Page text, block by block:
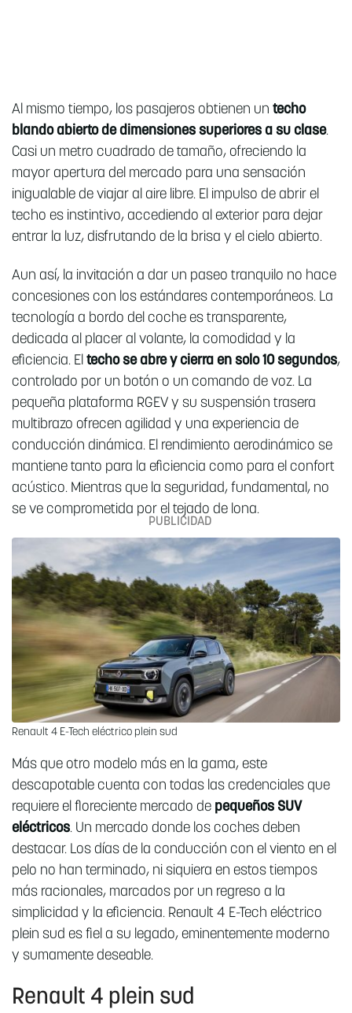
Al mismo tiempo, los pasajeros obtienen un techo
blando abierto de dimensiones superiores a su clase.
Casi un metro cuadrado de tamaño, ofreciendo la
mayor apertura del mercado para una sensación
inigualable de viajar al aire libre. El impulso de abrir el
techo es instintivo, accediendo al exterior para dejar
entrar la luz, disfrutando de la brisa y el cielo abierto.
Aun así, la invitación a dar un paseo tranquilo no hace
concesiones con los estándares contemporáneos. La
tecnología a bordo del coche es transparente,
dedicada al placer al volante, la comodidad y la
eficiencia. El techo se abre y cierra en solo 10 segundos,
controlado por un botón o un comando de voz. La
pequeña plataforma RGEV y su suspensión trasera
multibrazo ofrecen agilidad y una experiencia de
conducción dinámica. El rendimiento aerodinámico se
mantiene tanto para la eficiencia como para el confort
acústico. Mientras que la seguridad, fundamental, no
se ve comprometida por el tejado de lona.
Renault 4 E-Tech eléctrico plein sud
Más que otro modelo más en la gama, este
descapotable cuenta con todas las credenciales que
requiere el floreciente mercado de pequeños SUV
eléctricos. Un mercado donde los coches deben
destacar. Los días de la conducción con el viento en el
pelo no han terminado, ni siquiera en estos tiempos
más racionales, marcados por un regreso a la
simplicidad y la eficiencia. Renault 4 E-Tech eléctrico
plein sud es fiel a su legado, eminentemente moderno
y sumamente deseable.
Renault 4 plein sud